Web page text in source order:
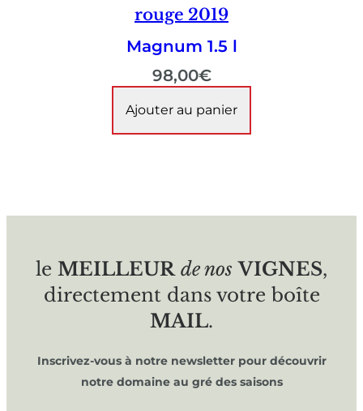
rouge 2019
Magnum 1.5 l
98,00€
Ajouter au panier
le MEILLEUR de nos VIGNES,
directement dans votre boîte
MAIL.
Inscrivez-vous à notre newsletter pour découvrir
notre domaine au gré des saisons